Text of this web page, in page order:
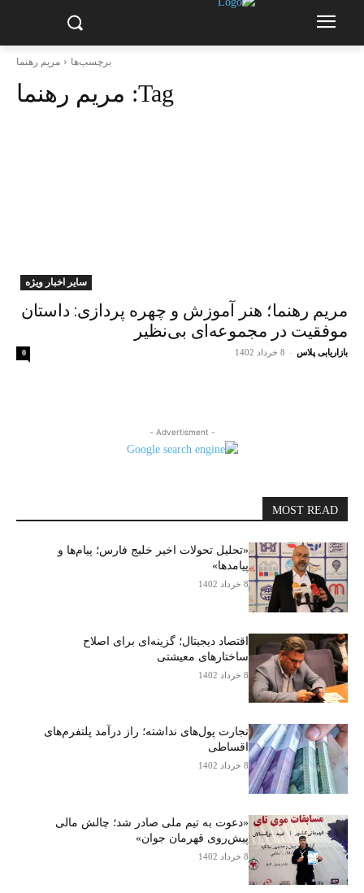
برچسب‌ها مریم رهنما
Tag: مریم رهنما
سایر اخبار ویژه
مریم رهنما؛ هنر آموزش و چهره پردازی: داستان
موفقیت در مجموعه‌ای بی‌نظیر
بازاریابی پلاس - 8 خرداد 1402 0
- Advertisment -
MOST READ
«تحلیل تحولات اخیر خلیج فارس؛ پیام‌ها و
پیامدها»
8 خرداد 1402
اقتصاد دیجیتال؛ گزینه‌ای برای اصلاح
ساختارهای معیشتی
8 خرداد 1402
تجارت پول‌های نداشته؛ راز درآمد پلتفرم‌های
اقساطی
8 خرداد 1402
«دعوت به تیم ملی صادر شد؛ چالش مالی
پیش‌روی قهرمان جوان»
8 خرداد 1402